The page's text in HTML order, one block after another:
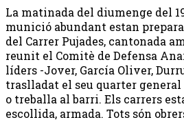
La matinada del diumenge del
munició abundant estan
del Carrer Pujades, cantonada
reunit el Comitè de Defensa
líders -Jover, García Oliver,
traslladat el seu quarter
o treballa al barri. Els carrers
escollida, armada. Tots són